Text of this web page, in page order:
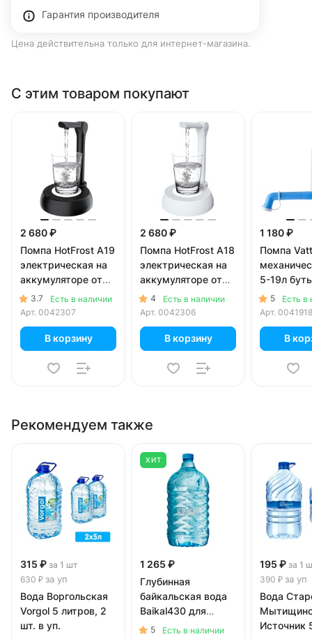
Гарантия производителя
Цена действительна только для интернет-магазина.
С этим товаром покупают
2 680 ₽
Помпа HotFrost A19
электрическая на
аккумуляторе от
USB для 5-19л
бутылей, черная (в
3.7
Есть в наличии
Арт. 0042307
В корзину
2 680 ₽
Помпа HotFrost A18
электрическая на
аккумуляторе от
USB для 5-19л
бутылей, белая (в
4
Есть в наличии
Арт. 0042306
В корзину
1 180 ₽
Помпа
5-19л
коробке)
5
Есть в
Арт. 0041918
В
Рекомендуем также
315 ₽ за 1 шт
630 ₽ за уп
Вода Воргольская
Vorgol 5 литров, 2
шт. в уп.
ХИТ
1 265 ₽
Глубинная
байкальская вода
Baikal430 для
кулера 9 литров
5
Есть в наличии
195 ₽ за 1
390 ₽ за уп
Вода
Источник